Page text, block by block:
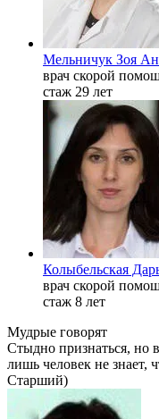
Мельничук Зоя
врач скорой
стаж 29 лет
Колыбельская
врач скорой
стаж 8 лет
Мудрые говорят
Стыдно признаться, но
лишь человек не знает,
Старший)